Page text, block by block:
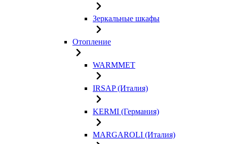
Зеркальные шкафы
Отопление
WARMMET
IRSAP (Италия)
KERMI (Германия)
MARGAROLI (Италия)